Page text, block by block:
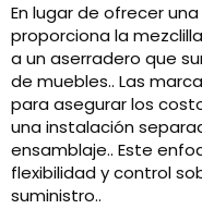
En lugar de ofrecer
proporciona la
a un aserradero que
de muebles.. Las
para asegurar los
una instalación
ensamblaje.. Este
flexibilidad y control
suministro..